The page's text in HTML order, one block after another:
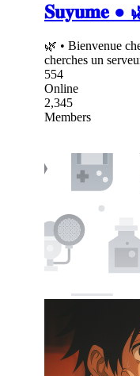
𝐒𝐮𝐲𝐮𝐦𝐞 ●
🌿 • Bienvenue
cherches un
554
Online
2,345
Members